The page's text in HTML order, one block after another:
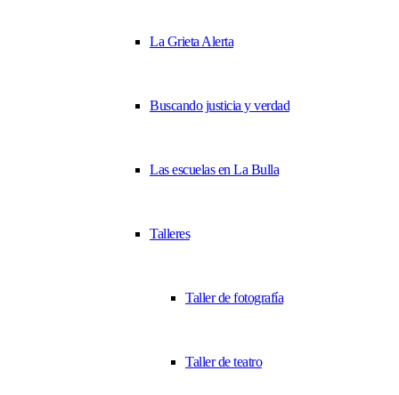
La Grieta Alerta
Buscando justicia y verdad
Las escuelas en La Bulla
Talleres
Taller de fotografía
Taller de teatro